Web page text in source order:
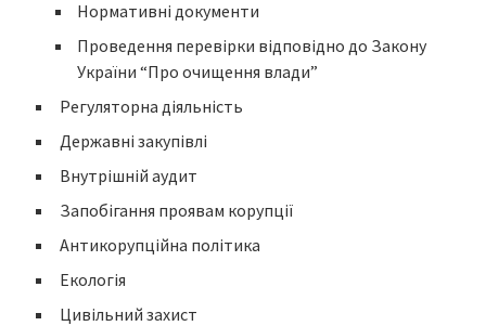
Нормативні документи
Проведення перевірки відповідно до Закону
України “Про очищення влади”
Регуляторна діяльність
Державні закупівлі
Внутрішній аудит
Запобігання проявам корупції
Антикорупційна політика
Екологія
Цивільний захист